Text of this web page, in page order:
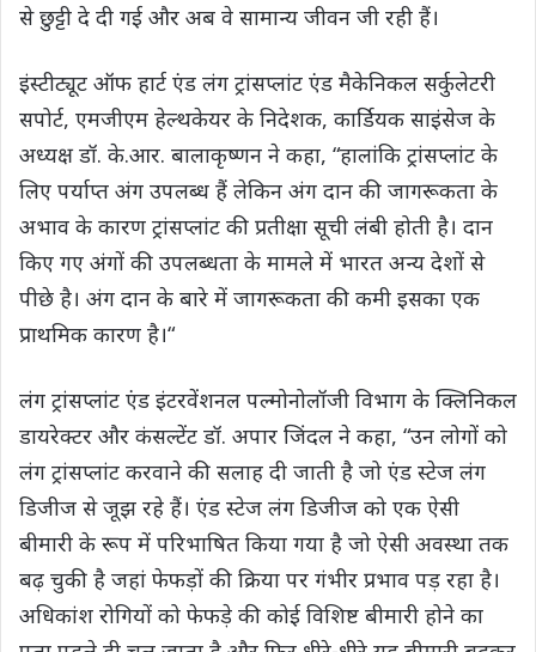
से छुट्टी दे दी गई और अब वे सामान्य जीवन जी रही हैं।
इंस्टीट्यूट ऑफ हार्ट एंड लंग ट्रांसप्लांट एंड मैकेनिकल सर्कुलेटरी
सपोर्ट, एमजीएम हेल्थकेयर के निदेशक, कार्डियक साइंसेज के
अध्यक्ष डॉ. के.आर. बालाकृष्णन ने कहा, “हालांकि ट्रांसप्लांट के
लिए पर्याप्त अंग उपलब्ध हैं लेकिन अंग दान की जागरूकता के
अभाव के कारण ट्रांसप्लांट की प्रतीक्षा सूची लंबी होती है। दान
किए गए अंगों की उपलब्धता के मामले में भारत अन्य देशों से
पीछे है। अंग दान के बारे में जागरूकता की कमी इसका एक
प्राथमिक कारण है।“
लंग ट्रांसप्लांट एंड इंटरवेंशनल पल्मोनोलॉजी विभाग के क्लिनिकल
डायरेक्टर और कंसल्टेंट डॉ. अपार जिंदल ने कहा, “उन लोगों को
लंग ट्रांसप्लांट करवाने की सलाह दी जाती है जो एंड स्टेज लंग
डिजीज से जूझ रहे हैं। एंड स्टेज लंग डिजीज को एक ऐसी
बीमारी के रूप में परिभाषित किया गया है जो ऐसी अवस्था तक
बढ़ चुकी है जहां फेफड़ों की क्रिया पर गंभीर प्रभाव पड़ रहा है।
अधिकांश रोगियों को फेफड़े की कोई विशिष्ट बीमारी होने का